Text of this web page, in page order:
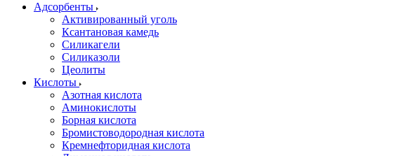
Адсорбенты
Активированный уголь
Ксантановая камедь
Силикагели
Силиказоли
Цеолиты
Кислоты
Азотная кислота
Аминокислоты
Борная кислота
Бромистоводородная кислота
Кремнефторидная кислота